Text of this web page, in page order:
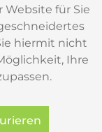
Website für Sie
hiermit nicht
Ihre